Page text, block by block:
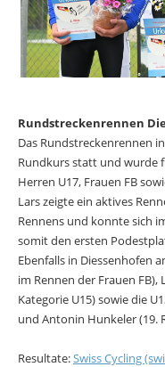
Rundstreckenrennen
Das Rundstreckenrennen
Rundkurs statt und wurde
Herren U17, Frauen FB
Lars zeigte ein aktives
Rennens und konnte sich
somit den ersten
Ebenfalls in Diessenhofen
im Rennen der Frauen FB),
Kategorie U15) sowie die
und Antonin Hunkeler (19.
Resultate:Swiss Cycling